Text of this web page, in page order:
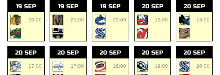
19 SEP
20:00
19 SEP
21:00
19 SEP
22:00
20 SEP
13:00
20 SEP
16:00
20 SEP
17:00
20 SEP
17:00
20 SEP
19:00
20 SEP
19:00
20 SEP
20:00